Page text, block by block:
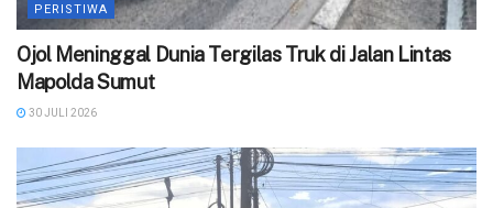
PERISTIWA
Ojol Meninggal Dunia Tergilas Truk di Jalan Lintas
Mapolda Sumut
30 JULI 2026